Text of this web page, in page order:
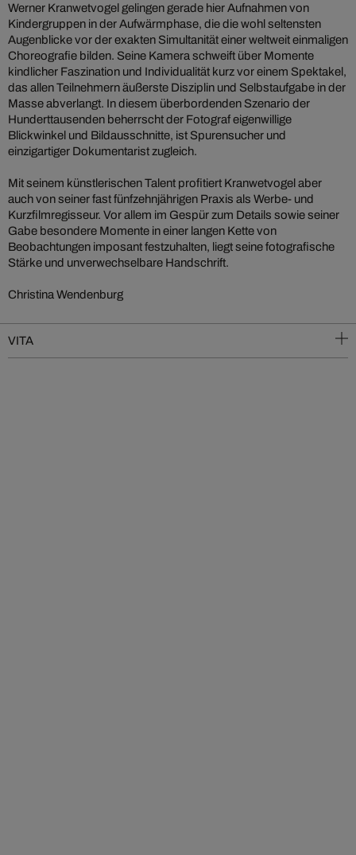
Werner Kranwetvogel gelingen gerade hier Aufnahmen von
Kindergruppen in der Aufwärmphase, die die wohl seltensten
Augenblicke vor der exakten Simultanität einer weltweit einmaligen
Choreografie bilden. Seine Kamera schweift über Momente
kindlicher Faszination und Individualität kurz vor einem Spektakel,
das allen Teilnehmern äußerste Disziplin und Selbstaufgabe in der
Masse abverlangt. In diesem überbordenden Szenario der
Hunderttausenden beherrscht der Fotograf eigenwillige
Blickwinkel und Bildausschnitte, ist Spurensucher und
einzigartiger Dokumentarist zugleich.
Mit seinem künstlerischen Talent profitiert Kranwetvogel aber
auch von seiner fast fünfzehnjährigen Praxis als Werbe- und
Kurzfilmregisseur. Vor allem im Gespür zum Details sowie seiner
Gabe besondere Momente in einer langen Kette von
Beobachtungen imposant festzuhalten, liegt seine fotografische
Stärke und unverwechselbare Handschrift.
Christina Wendenburg
VITA